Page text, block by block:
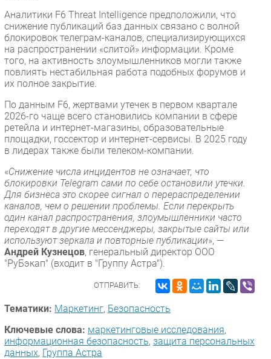
Аналитики F6 Threat Intelligence предположили, что
снижение публикаций баз данных связано с волной
блокировок телеграм-каналов, специализирующихся
на распространении «слитой» информации. Кроме
того, на активность злоумышленников могли также
повлиять нестабильная работа подобных форумов и
их полное закрытие.
По данным F6, жертвами утечек в первом квартале
2026-го чаще всего становились компании в сфере
ретейла и интернет-магазины, образовательные
площадки, госсектор и интернет-сервисы. В 2025 году
в лидерах также были телеком-компании.
«Снижение числа инцидентов не означает, что
блокировки Telegram сами по себе остановили утечки.
Для бизнеса это скорее сигнал о перераспределении
каналов, чем о решении проблемы. Если перекрыть
один канал распространения, злоумышленники часто
переходят в другие мессенджеры, закрытые сайты или
используют зеркала и повторные публикации», —
Андрей Кузнецов, генеральный директор ООО
"РуБэкап" (входит в "Группу Астра").
ОТПРАВИТЬ:
Тематики: Маркетинг, Безопасность
Ключевые слова: маркетинговые исследования,
информационная безопасность, защита персональных
данных, Группа Астра